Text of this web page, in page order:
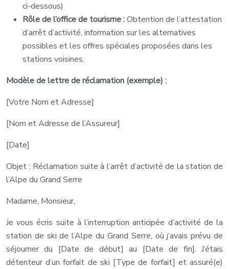
ci-dessous)
Rôle de l’office de tourisme :Obtention de l’attestation
d’arrêt d’activité, information sur les alternatives
possibles et les offres spéciales proposées dans les
stations voisines.
Modèle de lettre de réclamation (exemple) :
[Votre Nom et Adresse]
[Nom et Adresse de l’Assureur]
[Date]
Objet : Réclamation suite à l’arrêt d’activité de la station de
l’Alpe du Grand Serre
Madame, Monsieur,
Je vous écris suite à l’interruption anticipée d’activité de la
station de ski de l’Alpe du Grand Serre, où j’avais prévu de
séjourner du [Date de début] au [Date de fin]. J’étais
détenteur d’un forfait de ski [Type de forfait] et assuré(e)